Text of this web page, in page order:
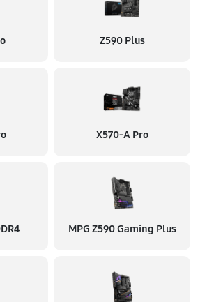
Z590 Plus
X570-A Pro
MPG Z590 Gaming Plus